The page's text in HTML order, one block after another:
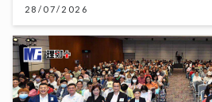
28/07/2026